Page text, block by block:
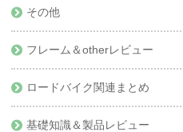
その他
フレーム＆otherレビュー
ロードバイク関連まとめ
基礎知識＆製品レビュー